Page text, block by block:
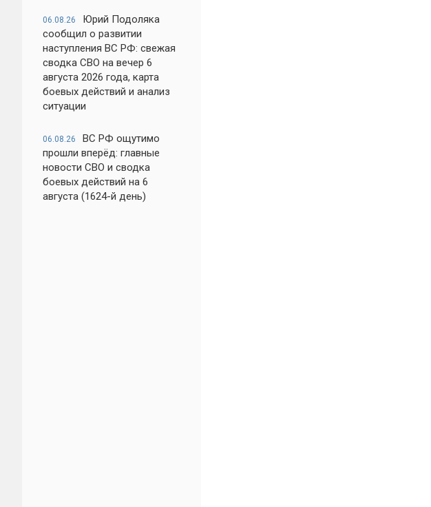
06.08.26
Юрий Подоляка
сообщил о развитии
наступления ВС РФ: свежая
сводка СВО на вечер 6
августа 2026 года, карта
боевых действий и анализ
ситуации
06.08.26
ВС РФ ощутимо
прошли вперёд: главные
новости СВО и сводка
боевых действий на 6
августа (1624-й день)